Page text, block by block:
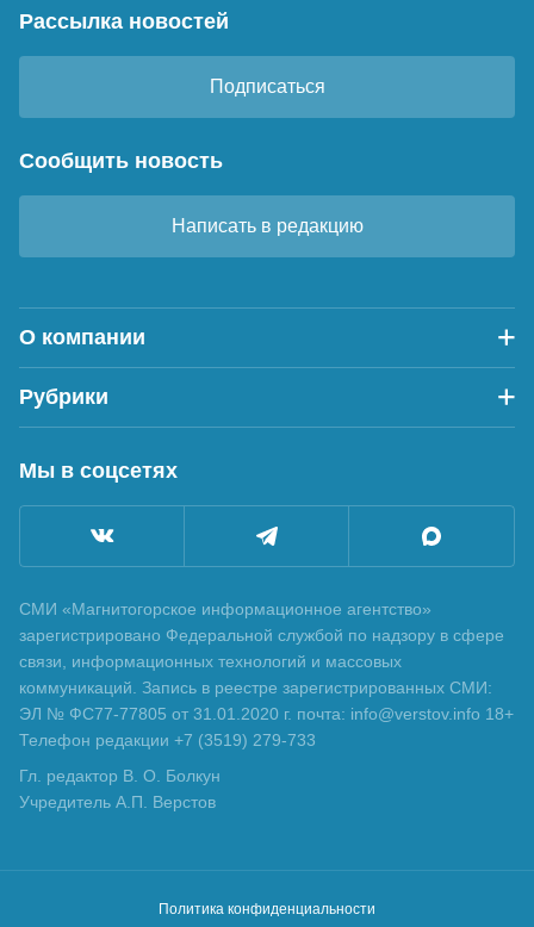
Рассылка новостей
Подписаться
Сообщить новость
Написать в редакцию
О компании
Рубрики
Мы в соцсетях
СМИ «Магнитогорское информационное агентство»
зарегистрировано Федеральной службой по надзору в сфере
связи, информационных технологий и массовых
коммуникаций. Запись в реестре зарегистрированных СМИ:
ЭЛ № ФС77-77805 от 31.01.2020 г. почта: info@verstov.info 18+
Телефон редакции +7 (3519) 279-733
Гл. редактор В. О. Болкун
Учредитель А.П. Верстов
Политика конфиденциальности